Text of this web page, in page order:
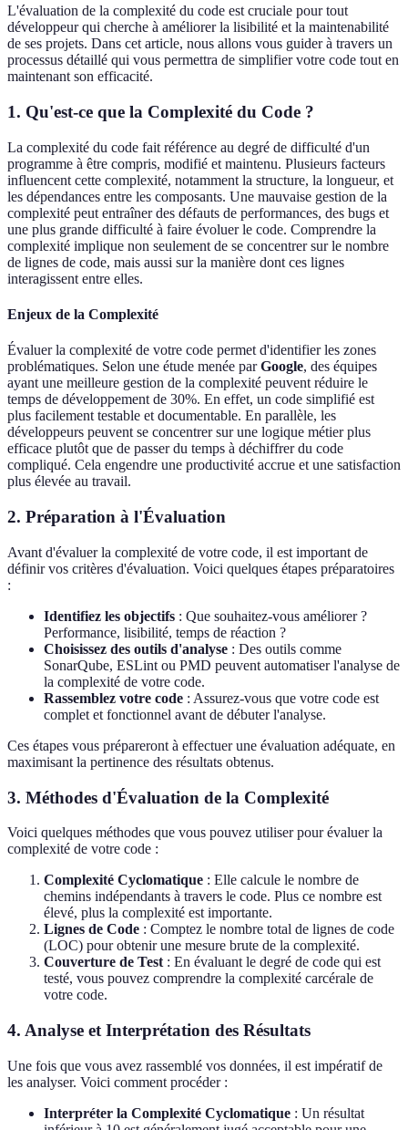
L'évaluation de la complexité du code est cruciale pour tout
développeur qui cherche à améliorer la lisibilité et la maintenabilité
de ses projets. Dans cet article, nous allons vous guider à travers un
processus détaillé qui vous permettra de simplifier votre code tout en
maintenant son efficacité.
1. Qu'est-ce que la Complexité du Code ?
La complexité du code fait référence au degré de difficulté d'un
programme à être compris, modifié et maintenu. Plusieurs facteurs
influencent cette complexité, notamment la structure, la longueur, et
les dépendances entre les composants. Une mauvaise gestion de la
complexité peut entraîner des défauts de performances, des bugs et
une plus grande difficulté à faire évoluer le code. Comprendre la
complexité implique non seulement de se concentrer sur le nombre
de lignes de code, mais aussi sur la manière dont ces lignes
interagissent entre elles.
Enjeux de la Complexité
Évaluer la complexité de votre code permet d'identifier les zones
problématiques. Selon une étude menée parGoogle, des équipes
ayant une meilleure gestion de la complexité peuvent réduire le
temps de développement de 30%. En effet, un code simplifié est
plus facilement testable et documentable. En parallèle, les
développeurs peuvent se concentrer sur une logique métier plus
efficace plutôt que de passer du temps à déchiffrer du code
compliqué. Cela engendre une productivité accrue et une satisfaction
plus élevée au travail.
2. Préparation à l'Évaluation
Avant d'évaluer la complexité de votre code, il est important de
définir vos critères d'évaluation. Voici quelques étapes préparatoires
:
Identifiez les objectifs : Que souhaitez-vous améliorer ?
Performance, lisibilité, temps de réaction ?
Choisissez des outils d'analyse : Des outils comme
SonarQube, ESLint ou PMD peuvent automatiser l'analyse de
la complexité de votre code.
Rassemblez votre code : Assurez-vous que votre code est
complet et fonctionnel avant de débuter l'analyse.
Ces étapes vous prépareront à effectuer une évaluation adéquate, en
maximisant la pertinence des résultats obtenus.
3. Méthodes d'Évaluation de la Complexité
Voici quelques méthodes que vous pouvez utiliser pour évaluer la
complexité de votre code :
Complexité Cyclomatique : Elle calcule le nombre de
chemins indépendants à travers le code. Plus ce nombre est
élevé, plus la complexité est importante.
Lignes de Code : Comptez le nombre total de lignes de code
(LOC) pour obtenir une mesure brute de la complexité.
Couverture de Test : En évaluant le degré de code qui est
testé, vous pouvez comprendre la complexité carcérale de
votre code.
4. Analyse et Interprétation des Résultats
Une fois que vous avez rassemblé vos données, il est impératif de
les analyser. Voici comment procéder :
Interpréter la Complexité Cyclomatique : Un résultat